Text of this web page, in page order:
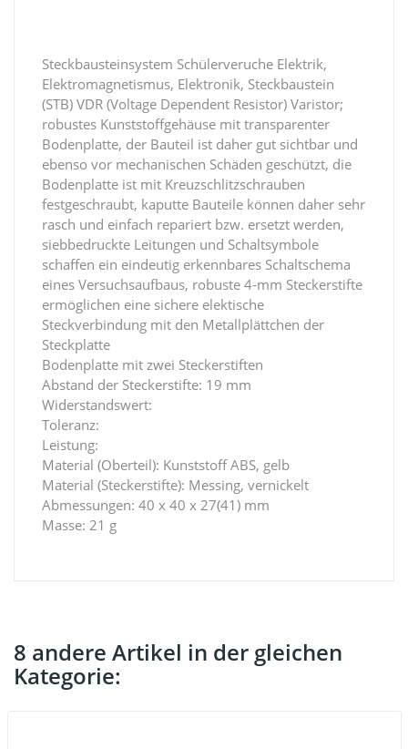
Steckbausteinsystem Schülerveruche Elektrik,
Elektromagnetismus, Elektronik, Steckbaustein
(STB) VDR (Voltage Dependent Resistor) Varistor;
robustes Kunststoffgehäuse mit transparenter
Bodenplatte, der Bauteil ist daher gut sichtbar und
ebenso vor mechanischen Schäden geschützt, die
Bodenplatte ist mit Kreuzschlitzschrauben
festgeschraubt, kaputte Bauteile können daher sehr
rasch und einfach repariert bzw. ersetzt werden,
siebbedruckte Leitungen und Schaltsymbole
schaffen ein eindeutig erkennbares Schaltschema
eines Versuchsaufbaus, robuste 4-mm Steckerstifte
ermöglichen eine sichere elektische
Steckverbindung mit den Metallplättchen der
Steckplatte
Bodenplatte mit zwei Steckerstiften
Abstand der Steckerstifte: 19 mm
Widerstandswert:
Toleranz:
Leistung:
Material (Oberteil): Kunststoff ABS, gelb
Material (Steckerstifte): Messing, vernickelt
Abmessungen: 40 x 40 x 27(41) mm
Masse: 21 g
8 andere Artikel in der gleichen
Kategorie: